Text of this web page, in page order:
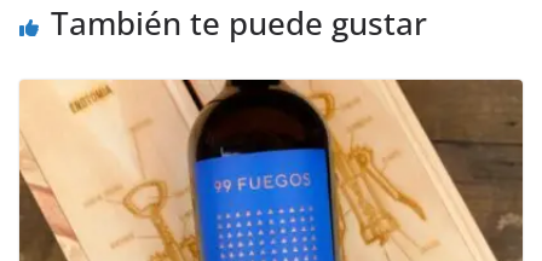
También te puede gustar